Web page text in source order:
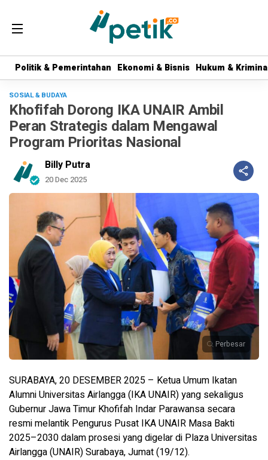
Politik & Pemerintahan Ekonomi & Bisnis Hukum &
Politik & Pemerintahan Ekonomi & Bisnis Hukum &
SOSIAL & BUDAYA
Khofifah Dorong IKA UNAIR Ambil
Peran Strategis dalam Mengawal
Program Prioritas Nasional
Billy Putra
20 Dec 2025
Perbesar
SURABAYA, 20 DESEMBER 2025 – Ketua Umum Ikatan
Alumni Universitas Airlangga (IKA UNAIR) yang sekaligus
Gubernur Jawa Timur Khofifah Indar Parawansa secara
resmi melantik Pengurus Pusat IKA UNAIR Masa Bakti
2025–2030 dalam prosesi yang digelar di Plaza Universitas
Airlangga (UNAIR) Surabaya, Jumat (19/12).